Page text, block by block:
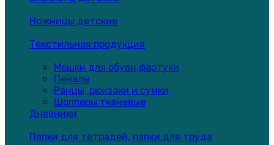
Ножницы детские
Текстильная продукция
Мешки для обуви,фартуки
Пеналы
Ранцы, рюкзаки и сумки
Шопперы тканевые
Дневники
Папки для тетрадей, папки для труда